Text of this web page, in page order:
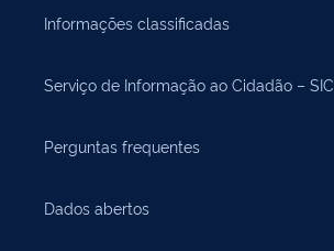
Informações classificadas
Serviço de Informação ao Cidadão – SIC
Perguntas frequentes
Dados abertos